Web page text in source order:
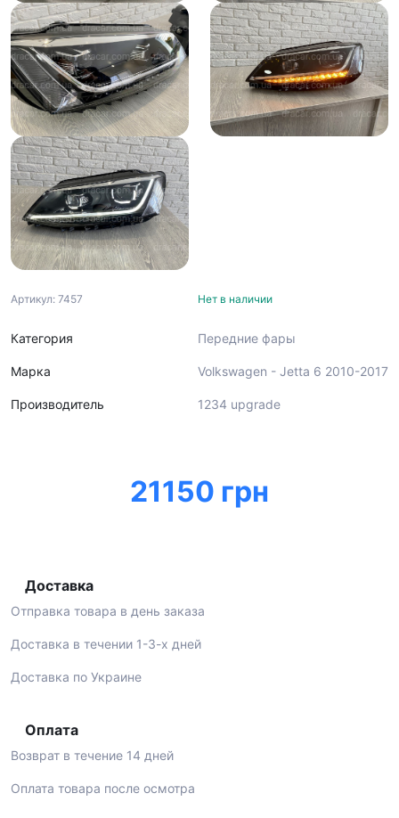
Артикул: 7457
Категория
Марка
Производитель
Нет в наличии
Передние фары
Volkswagen - Jetta 6 2010-2017
1234 upgrade
21150 грн
Доставка
Отправка товара в день заказа
Доставка в течении 1-3-х дней
Доставка по Украине
Оплата
Возврат в течение 14 дней
Оплата товара после осмотра